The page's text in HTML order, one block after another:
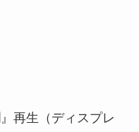
』再生（ディスプレ